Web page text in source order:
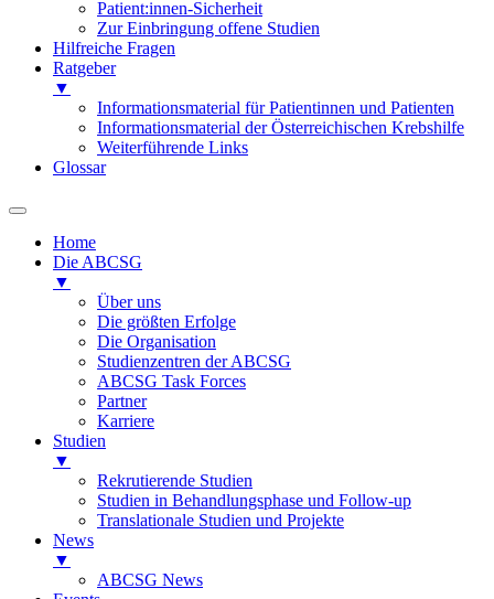
Patient:innen-Sicherheit
Zur Einbringung offene Studien
Hilfreiche Fragen
Ratgeber
▼
Informationsmaterial für Patientinnen und Patienten
Informationsmaterial der Österreichischen Krebshilfe
Weiterführende Links
Glossar
Home
Die ABCSG
▼
Über uns
Die größten Erfolge
Die Organisation
Studienzentren der ABCSG
ABCSG Task Forces
Partner
Karriere
Studien
▼
Rekrutierende Studien
Studien in Behandlungsphase und Follow-up
Translationale Studien und Projekte
News
▼
ABCSG News